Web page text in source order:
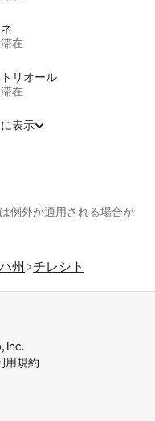
在
リオール
在
表示
例外が適用される場合が
州
チレシト
Inc.
用規約